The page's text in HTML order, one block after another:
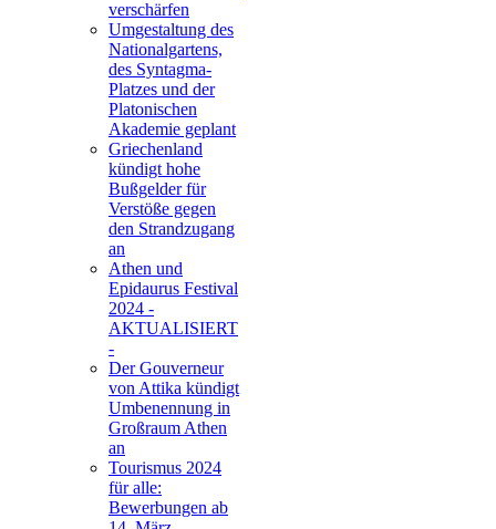
verschärfen
Umgestaltung des
Nationalgartens,
des Syntagma-
Platzes und der
Platonischen
Akademie geplant
Griechenland
kündigt hohe
Bußgelder für
Verstöße gegen
den Strandzugang
an
Athen und
Epidaurus Festival
2024 -
AKTUALISIERT
-
Der Gouverneur
von Attika kündigt
Umbenennung in
Großraum Athen
an
Tourismus 2024
für alle:
Bewerbungen ab